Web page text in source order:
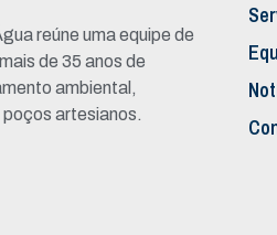
reúne uma equipe de
de 35 anos de
ambiental,
artesianos.